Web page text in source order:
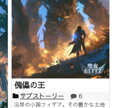
傀儡の王
サブストーリー 6
沿岸の小国フィデア。その豊かな土地